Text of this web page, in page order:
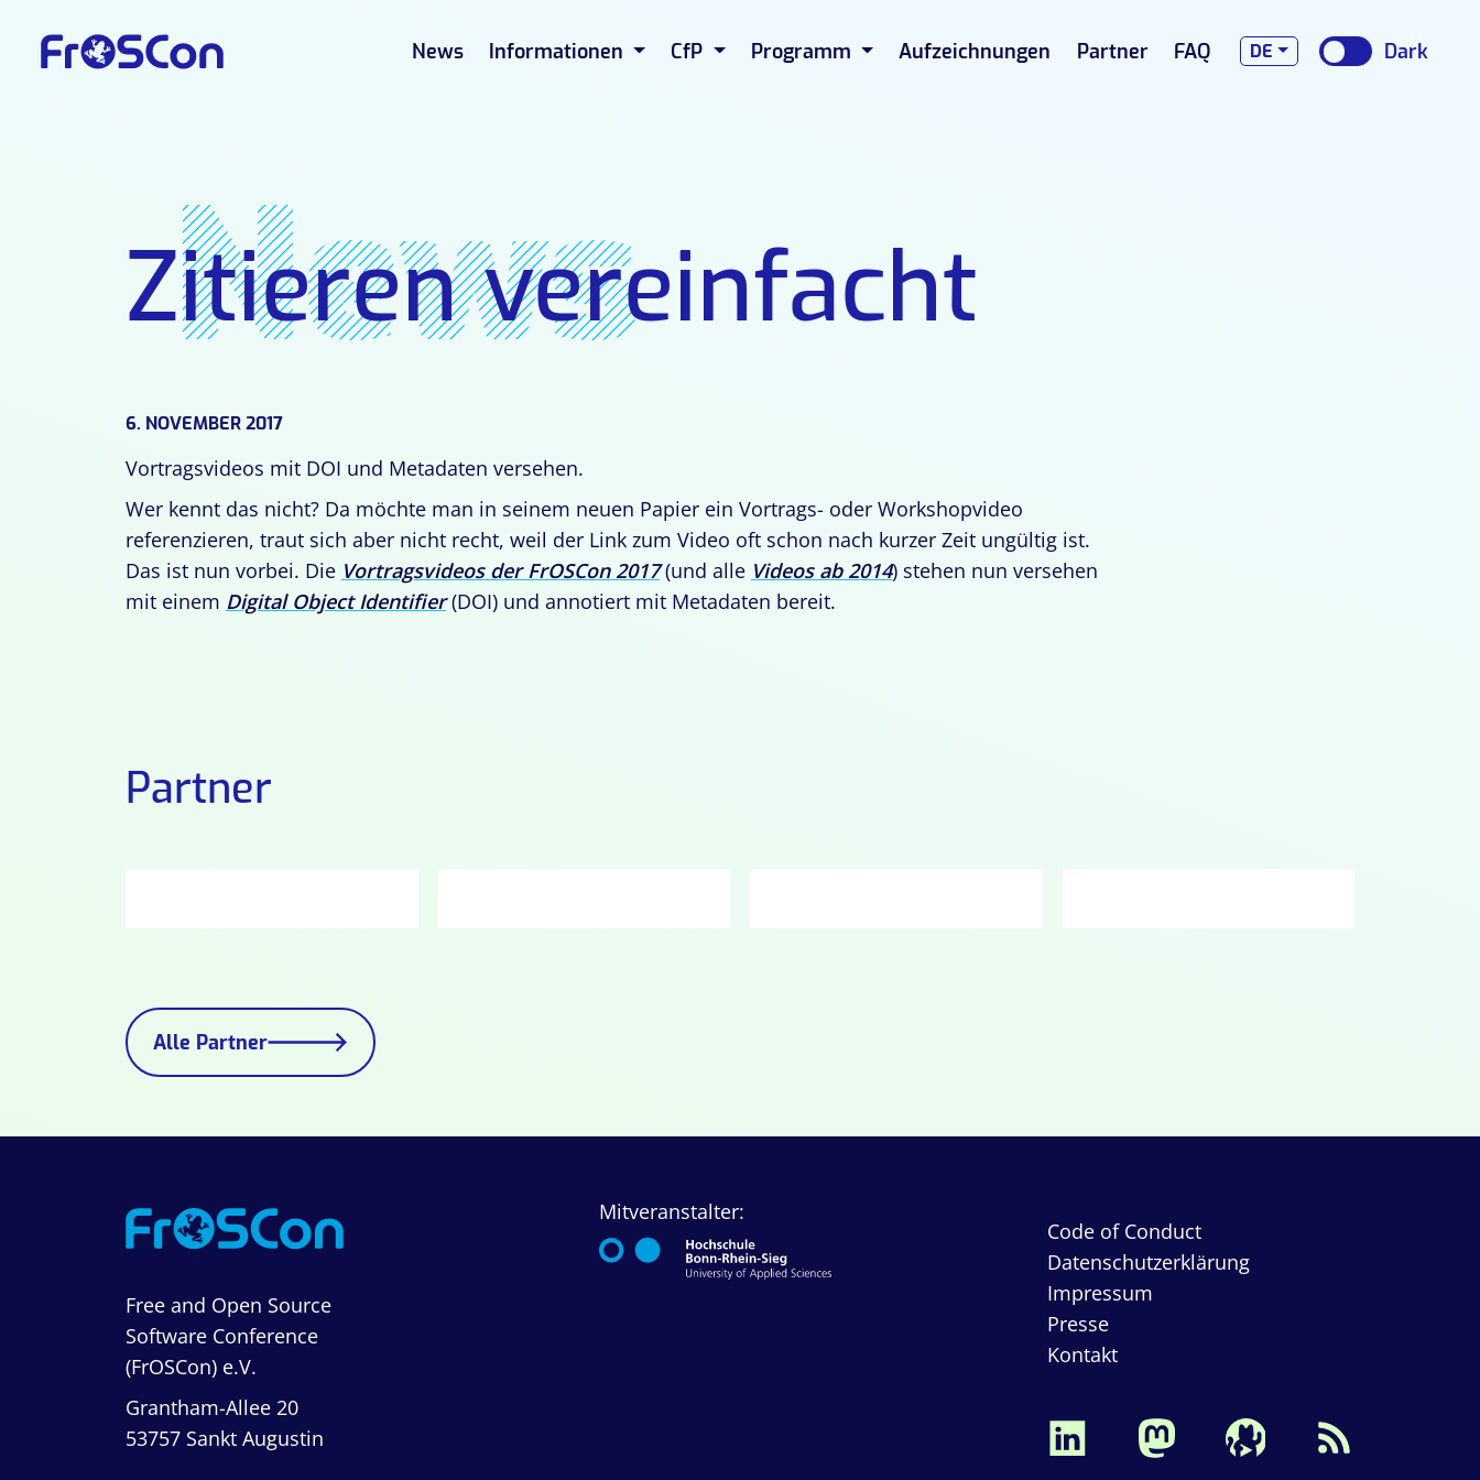
News Informationen CfP Programm Aufzeichnungen Partner FAQ DE
Zitieren vereinfacht
News
6. NOVEMBER 2017
Vortragsvideos mit DOI und Metadaten versehen.
Wer kennt das nicht? Da möchte man in seinem neuen Papier ein Vortrags- oder Workshopvideo
referenzieren, traut sich aber nicht recht, weil der Link zum Video oft schon nach kurzer Zeit ungültig ist.
Das ist nun vorbei. Die Vortragsvideos der FrOSCon 2017(und alle Videos ab 2014) stehen nun versehen
mit einem Digital Object Identifier(DOI) und annotiert mit Metadaten bereit.
Partner
Alle Partner
Free and Open Source
Software Conference
(FrOSCon) e.V.
Grantham-Allee 20
53757 Sankt Augustin
Mitveranstalter:
Code of Conduct
Datenschutzerklärung
Impressum
Presse
Kontakt